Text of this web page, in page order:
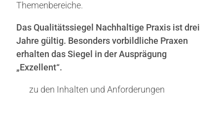
Themenbereiche.
Das Qualitätssiegel Nachhaltige Praxis ist drei
Jahre gültig. Besonders vorbildliche Praxen
erhalten das Siegel in der Ausprägung
„Exzellent“.
zu den Inhalten und Anforderungen